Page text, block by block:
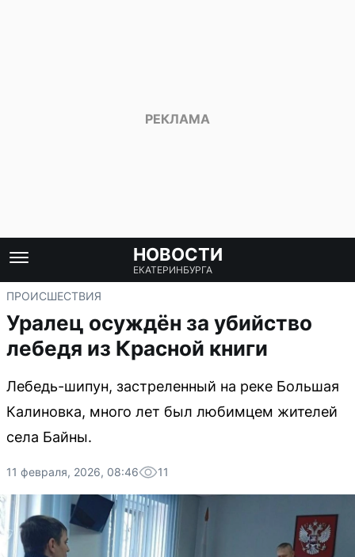
НОВОСТИ
ЕКАТЕРИНБУРГА
ПРОИСШЕСТВИЯ
Уралец осуждён за убийство
лебедя из Красной книги
Лебедь-шипун, застреленный на реке Большая
Калиновка, много лет был любимцем жителей
села Байны.
11 февраля, 2026, 08:46 11